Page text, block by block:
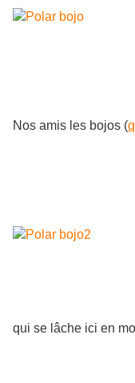
Nos amis les bojos (
qui se lâche ici en